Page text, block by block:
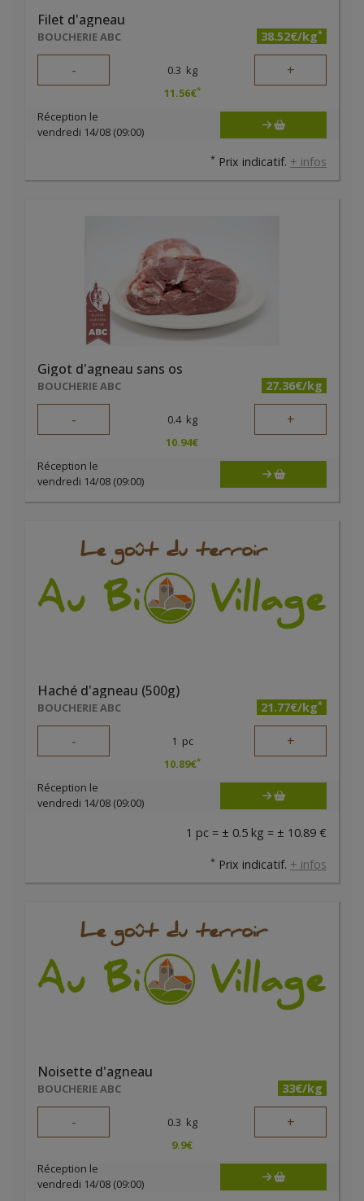
Filet d'agneau
BOUCHERIE ABC 38.52€/kg*
- 0.3 kg +
11.56€*
Réception le
vendredi 14/08 (09:00)
* Prix indicatif. + infos
Gigot d'agneau sans os
BOUCHERIE ABC 27.36€/kg
- 0.4 kg +
10.94€
Réception le
vendredi 14/08 (09:00)
Haché d'agneau (500g)
BOUCHERIE ABC 21.77€/kg*
- 1 pc +
10.89€*
Réception le
vendredi 14/08 (09:00)
1 pc = ± 0.5 kg = ± 10.89 €
* Prix indicatif. + infos
Noisette d'agneau
BOUCHERIE ABC 33€/kg
- 0.3 kg +
9.9€
Réception le
vendredi 14/08 (09:00)